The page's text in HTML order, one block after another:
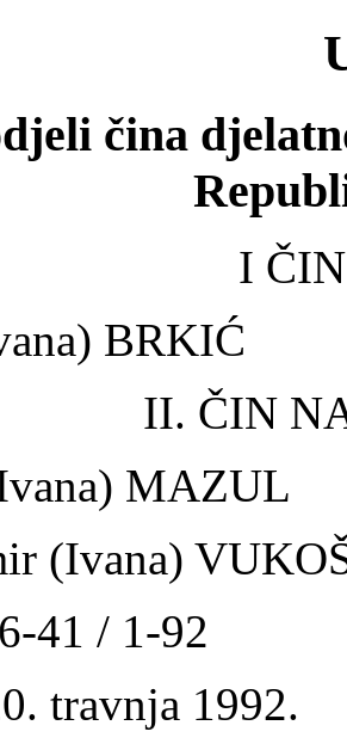
čina
I
BRKIĆ
II. ČIN
MAZUL
(Ivana)
41 / 1-92
travnja 1992.